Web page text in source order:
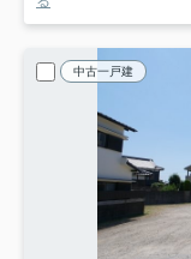
中古一戸建